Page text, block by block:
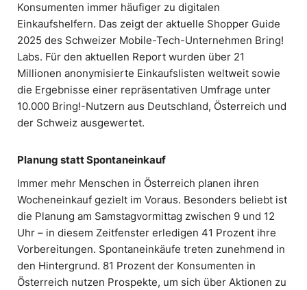
Konsumenten immer häufiger zu digitalen
Einkaufshelfern. Das zeigt der aktuelle Shopper Guide
2025 des Schweizer Mobile-Tech-Unternehmen Bring!
Labs. Für den aktuellen Report wurden über 21
Millionen anonymisierte Einkaufslisten weltweit sowie
die Ergebnisse einer repräsentativen Umfrage unter
10.000 Bring!-Nutzern aus Deutschland, Österreich und
der Schweiz ausgewertet.
Planung statt Spontaneinkauf
Immer mehr Menschen in Österreich planen ihren
Wocheneinkauf gezielt im Voraus. Besonders beliebt ist
die Planung am Samstagvormittag zwischen 9 und 12
Uhr – in diesem Zeitfenster erledigen 41 Prozent ihre
Vorbereitungen. Spontaneinkäufe treten zunehmend in
den Hintergrund. 81 Prozent der Konsumenten in
Österreich nutzen Prospekte, um sich über Aktionen zu